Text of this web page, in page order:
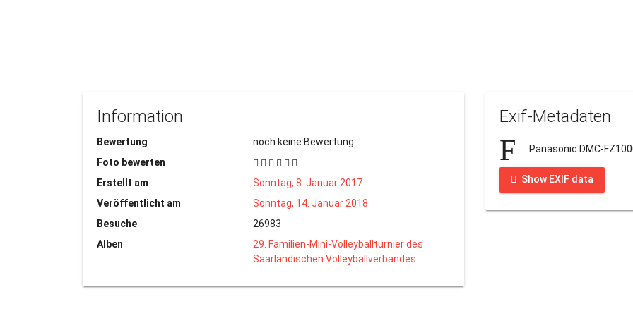
Information
Bewertung
noch keine Bewertung
Foto bewerten
Erstellt am
Sonntag, 8. Januar 2017
Veröffentlicht am
Sonntag, 14. Januar 2018
Besuche
26983
Alben
29. Familien-Mini-Volleyballturnier des
Saarländischen Volleyballverbandes
Exif-Metadaten
Panasonic DMC-
Show EXIF data